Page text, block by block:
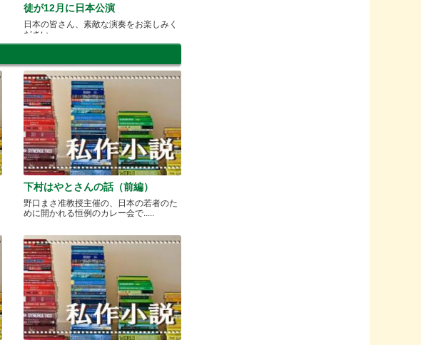
徒が12月に日本公演
日本の皆さん、素敵な演奏をお楽しみく
ださい
下村はやとさんの話（前編）
野口まさ准教授主催の、日本の若者のた
めに開かれる恒例のカレー会で.....